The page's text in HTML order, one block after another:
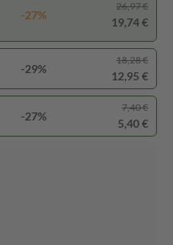
-27%
26,97 €
19,74 €
-29%
18,28 €
12,95 €
-27%
7,40 €
5,40 €